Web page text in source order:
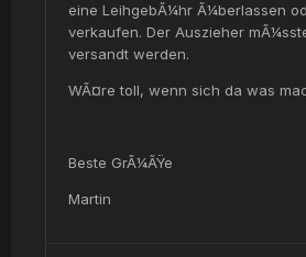
eine LeihgebÃ¼hr Ã¼berlassen
verkaufen. Der Auszieher
versandt werden.
WÃ¤re toll, wenn sich da was
Beste GrÃ¼ÃŸe
Martin